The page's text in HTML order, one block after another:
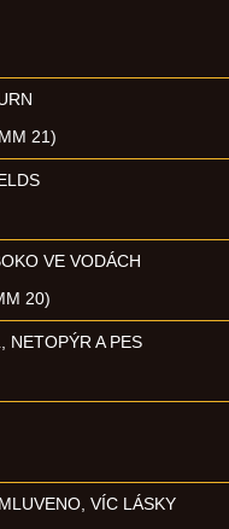
21)
VE VODÁCH
20)
NETOPÝR A PES
VÍC LÁSKY